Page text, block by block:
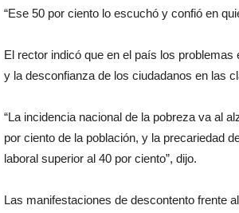
“Ese 50 por ciento lo escuchó y confió en
El rector indicó que en el país los
y la desconfianza de los ciudadanos en las
“La incidencia nacional de la pobreza va al
por ciento de la población, y la precariedad
laboral superior al 40 por ciento”, dijo.
Las manifestaciones de descontento frente